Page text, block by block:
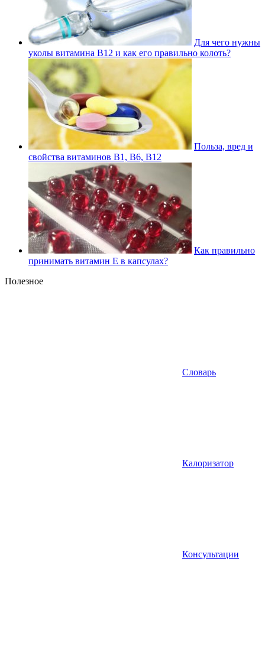
Для чего нужны
уколы витамина В12 и как его правильно колоть?
Польза, вред и
свойства витаминов В1, В6, В12
Как правильно
принимать витамин Е в капсулах?
Полезное
Словарь
Калоризатор
Консультации